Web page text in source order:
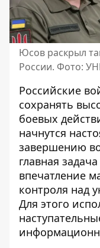
Юсов раскрыл
России. Фото:
Российские
сохранять
боевых
начнутся
завершению
главная
впечатление
контроля над
Для этого